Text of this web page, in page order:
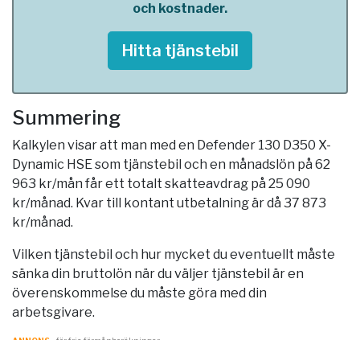
och kostnader.
Hitta tjänstebil
Summering
Kalkylen visar att man med en Defender 130 D350 X-
Dynamic HSE som tjänstebil och en månadslön på 62
963 kr/mån får ett totalt skatteavdrag på 25 090
kr/månad. Kvar till kontant utbetalning är då 37 873
kr/månad.
Vilken tjänstebil och hur mycket du eventuellt måste
sänka din bruttolön när du väljer tjänstebil är en
överenskommelse du måste göra med din
arbetsgivare.